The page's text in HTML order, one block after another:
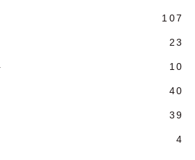
107
23
10
40
39
4